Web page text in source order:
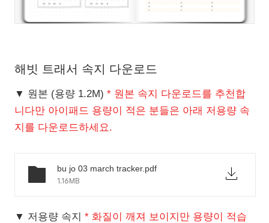
해빗 트래서 속지 다운로드
▼ 원본 (용량 1.2M) * 원본 속지 다운로드를 추천합
니다만 아이패드 용량이 적은 분들은 아래 저용량 속
지를 다운로드하세요.
bu jo 03 march tracker.pdf
1.16MB
▼ 저용량 속지 * 화질이 깨져 보이지만 용량이 적습